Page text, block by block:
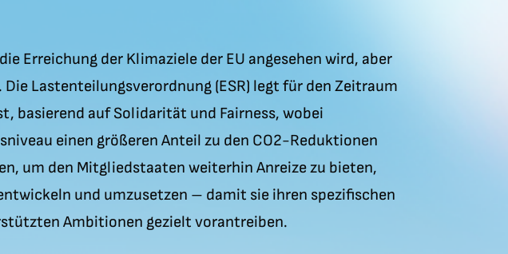
Erreichung der Klimaziele der EU angesehen wird, aber
Lastenteilungsverordnung (ESR) legt für den Zeitraum
basierend auf Solidarität und Fairness, wobei
einen größeren Anteil zu den CO2-Reduktionen
um den Mitgliedstaaten weiterhin Anreize zu bieten,
und umzusetzen – damit sie ihren spezifischen
Ambitionen gezielt vorantreiben.